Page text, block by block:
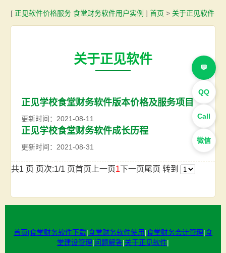
[ 正见软件价格服务 食堂财务软件用户实例 ] 首页 > 关于正见软件
关于正见软件
正见学校食堂财务软件版本价格及服务项目
更新时间：2021-08-11
正见学校食堂财务软件成长历程
更新时间：2021-08-31
共1 页 页次:1/1 页首页 上一页1下一页尾页 转到
首页|食堂财务软件下载|食堂财务软件使用|食堂财务会计管理|食
堂建设管理|问题解答|关于正见软件|
💬
QQ
Call
微信